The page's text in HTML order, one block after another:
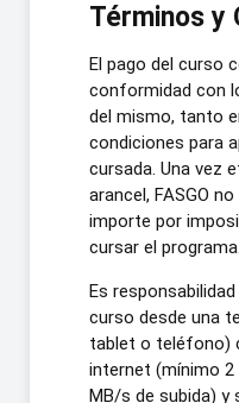
Términos y
El pago del curso
conformidad con
del mismo, tanto
condiciones para
cursada. Una vez
arancel, FASGO
importe por
cursar el programa.
Es
curso desde una
tablet o teléfono)
internet (mínimo 2
MB/s de subida)